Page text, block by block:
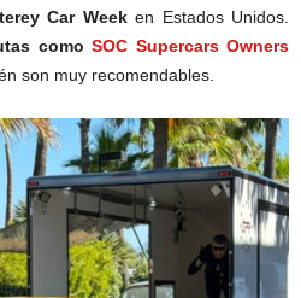
Car Weeken Estados Unidos.
como SOC Supercars Owners
son muy recomendables.